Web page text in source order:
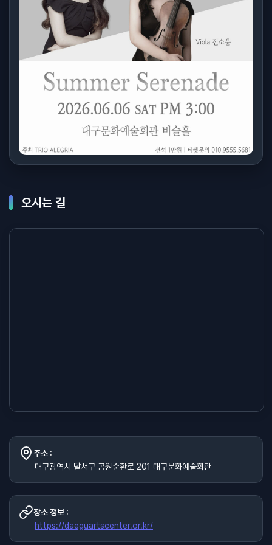
오시는 길
주소 :
대구광역시 달서구 공원순환로 201 대구문화예술회관
장소 정보 :
https://daeguartscenter.or.kr/